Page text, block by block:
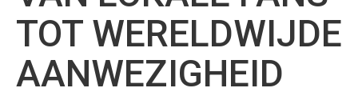
TOT WERELDWIJDE
AANWEZIGHEID